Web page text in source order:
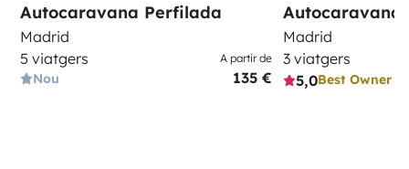
Autocaravana Perfilada
Madrid
5 viatgers
Nou
A partir de
135 €
Autocaravana
Madrid
3 viatgers
5,0Best Owner